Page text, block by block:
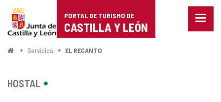
Portal
de
Turismo
Castilla
PORTAL DE TURISMO DE
CASTILLA Y LEÓN
Menu
InicioServicios EL RECANTO
HOSTAL